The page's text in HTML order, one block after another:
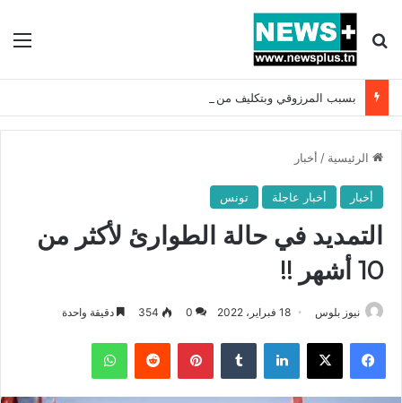
بحث عن
الرئيسية / أخبار
أخبار أخبار عاجلة تونس
التمديد في حالة الطوارئ لأكثر من
10 أشهر !!
نيوز بلوس 18 فبراير، 2022 0
354 دقيقة واحدة
فيسبوك X لينكدإن بينتيريست واتساب